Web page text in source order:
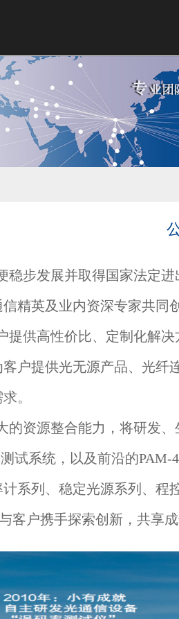
稳步发展并取得国家法定
精英及业内资深专家共同
提供高性价比、定制化解
户提供光无源产品、光
。
的资源整合能力，将研发
试系统，以及前沿的
系列、稳定光源系列、程
客户携手探索创新，共享